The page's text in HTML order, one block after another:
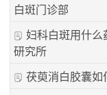
白斑门诊部
妇科白斑用什么
研究所
茯萸消白胶囊如